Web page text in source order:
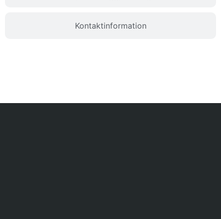
Kontaktinformation